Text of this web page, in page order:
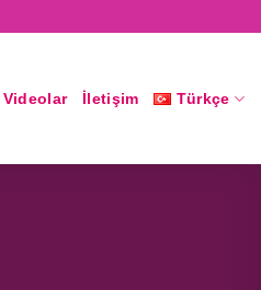
Videolar İletişim Türkçe